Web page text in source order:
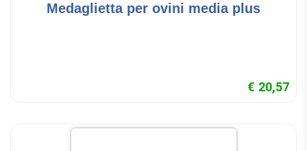
Medaglietta per ovini media plus
€ 20,57